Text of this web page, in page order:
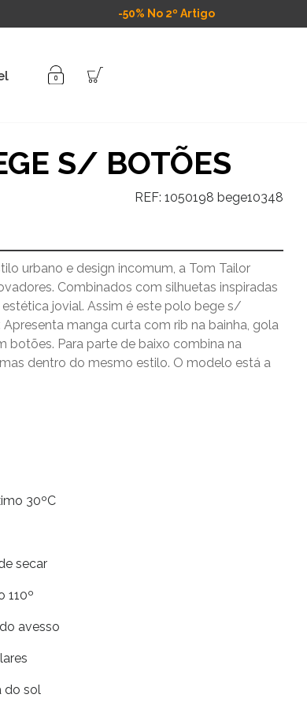
-50% No 2º Artigo
S/ BOTÕES
REF: 1050198 bege10348
urbano e design incomum, a Tom Tailor
Combinados com silhuetas inspiradas
jovial. Assim é este polo bege s/
Apresenta manga curta com rib na bainha, gola
botões. Para parte de baixo combina na
dentro do mesmo estilo. O modelo está a
30ºC
secar
110º
avesso
do sol